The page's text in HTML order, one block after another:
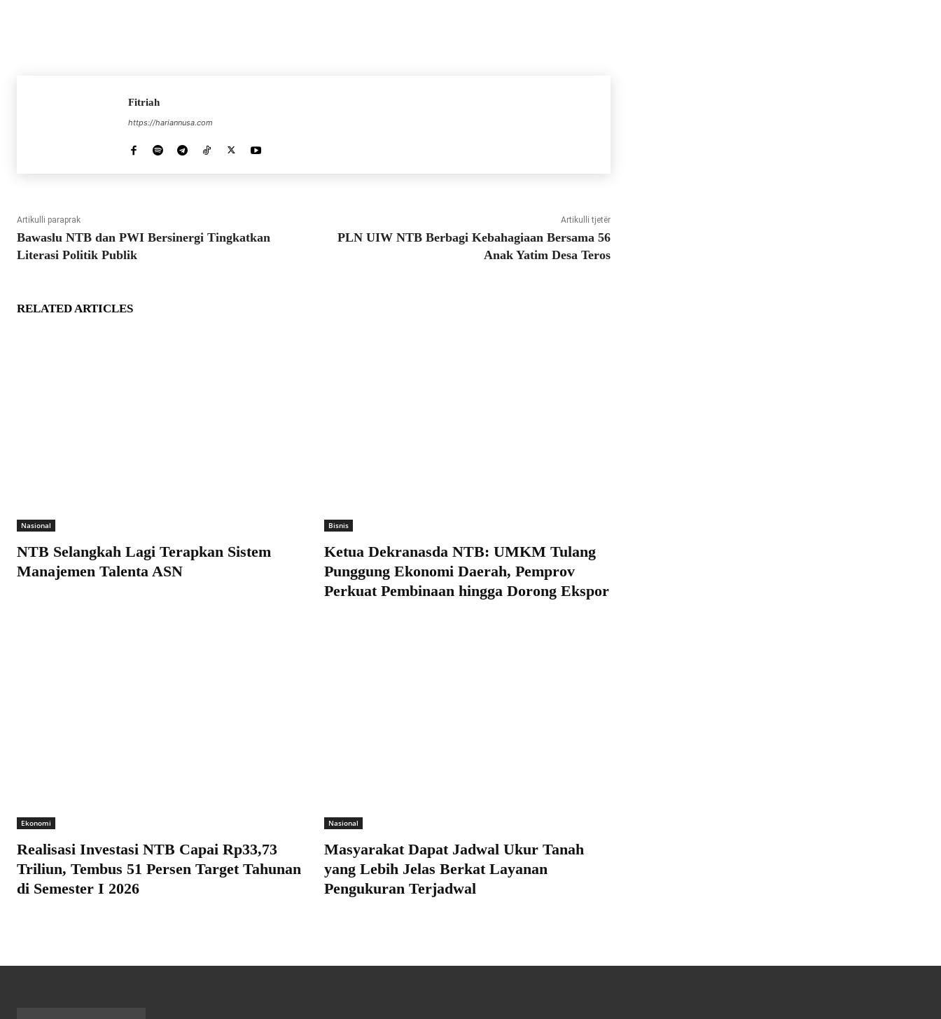
Fitriah
https://hariannusa.com
Artikulli paraprak
Bawaslu NTB dan PWI Bersinergi Tingkatkan
Literasi Politik Publik
Artikulli tjetër
PLN UIW NTB Berbagi Kebahagiaan Bersama 56
Anak Yatim Desa Teros
RELATED ARTICLES
Nasional
NTB Selangkah Lagi Terapkan Sistem
Manajemen Talenta ASN
Bisnis
Ketua Dekranasda NTB: UMKM Tulang
Punggung Ekonomi Daerah, Pemprov
Perkuat Pembinaan hingga Dorong Ekspor
Ekonomi
Realisasi Investasi NTB Capai Rp33,73
Triliun, Tembus 51 Persen Target Tahunan
di Semester I 2026
Nasional
Masyarakat Dapat Jadwal Ukur Tanah
yang Lebih Jelas Berkat Layanan
Pengukuran Terjadwal